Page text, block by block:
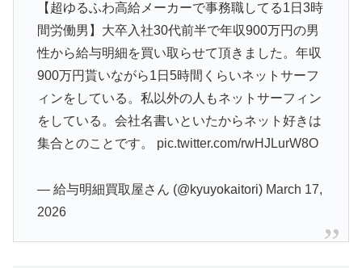
【超ゆるふわ高給メーカーで事務職してる1日3時
間労働男】大卒入社30代前半で年収900万円の男
性から給与明細を買い取らせて頂きました。年収
900万円貰いながら1日5時間くらいネットサーフ
ィンをしている。私以外の人もネットサーフィン
をしている。会社名書いといたからネット好きは
集合とのことです。 pic.twitter.com/rwHJLurW8O
— 給与明細買取屋さん (@kyuyokaitori) March 17,
2026